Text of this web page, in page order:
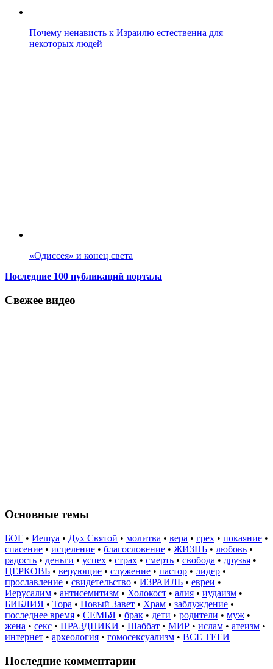
Почему ненависть к Израилю естественна для
некоторых людей
«Одиссея» и конец света
Последние 100 публикаций портала
Свежее видео
Основные темы
БОГ • Иешуа • Дух Святой • молитва • вера • грех • покаяние •
спасение • исцеление • благословение • ЖИЗНЬ • любовь •
радость • деньги • успех • страх • смерть • свобода • друзья •
ЦЕРКОВЬ • верующие • служение • пастор • лидер •
прославление • свидетельство • ИЗРАИЛЬ • евреи •
Иерусалим • антисемитизм • Холокост • алия • иудаизм •
БИБЛИЯ • Тора • Новый Завет • Храм • заблуждение •
последнее время • СЕМЬЯ • брак • дети • родители • муж •
жена • секс • ПРАЗДНИКИ • Шаббат • МИР • ислам • атеизм •
интернет • археология • гомосексуализм • ВСЕ ТЕГИ
Последние комментарии